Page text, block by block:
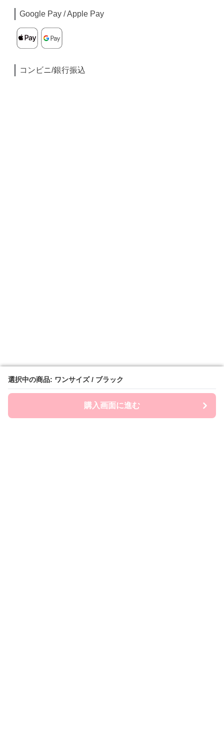
選択中の商品: ワンサイズ / ブラック
購入画面に進む
選択中の商品: ワンサイズ / ブラック
購入画面に進む
Google Pay / Apple Pay
コンビニ/銀行振込